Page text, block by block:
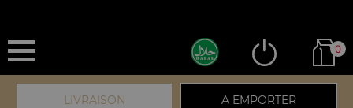
0
LIVRAISON A EMPORTER